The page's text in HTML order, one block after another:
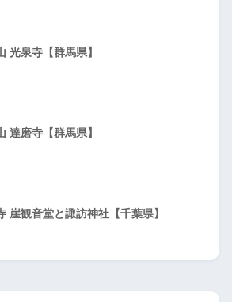
光泉寺【群馬県】
達磨寺【群馬県】
崖観音堂と諏訪神社【千葉県】